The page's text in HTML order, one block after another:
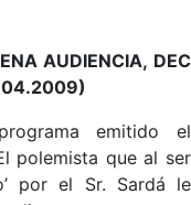
AUDIENCIA, DEC
emitido el
polemista que al ser
por el Sr. Sardá le